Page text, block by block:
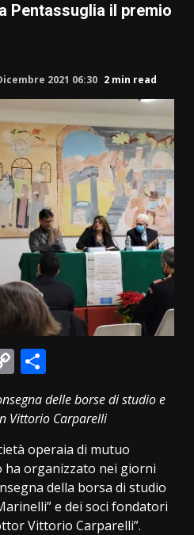
Pentassuglia il premio
2021 06:30 2 min read
Copy
Link
delle borse di studio e
Vittorio Carparelli
operaia di mutuo
ha organizzato nei giorni
della borsa di studio
e dei soci fondatori
Vittorio Carparelli”.